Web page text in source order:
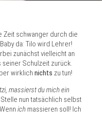
Zeit schwanger durch die
da: Tilo wird Lehrer!
zunächst vielleicht an
Schulzeit zurück.
wirklich nichts zu tun!
massierst du mich ein
nun tatsächlich selbst
ich massieren soll! Ich